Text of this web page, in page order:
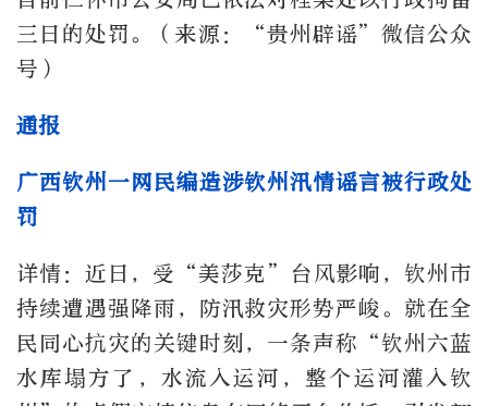
三日的处罚。（来源：“贵州辟谣”微信公众
号）
通报
广西钦州一网民编造涉钦州汛情谣言被行政处
罚
详情：近日，受“美莎克”台风影响，钦州市
持续遭遇强降雨，防汛救灾形势严峻。就在全
民同心抗灾的关键时刻，一条声称“钦州六蓝
水库塌方了，水流入运河，整个运河灌入钦